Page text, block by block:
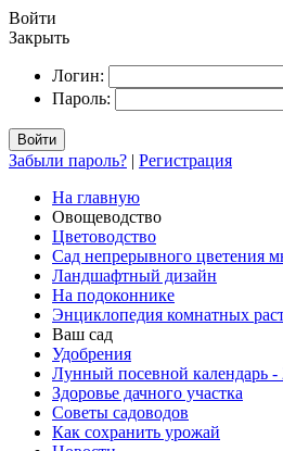
Войти
Закрыть
Логин:
Пароль:
Войти
Забыли пароль? | Регистрация
На главную
Овощеводство
Цветоводство
Сад непрерывного цветения
Ландшафтный дизайн
На подоконнике
Энциклопедия комнатных
Ваш сад
Удобрения
Лунный посевной календарь -
Здоровье дачного участка
Советы садоводов
Как сохранить урожай